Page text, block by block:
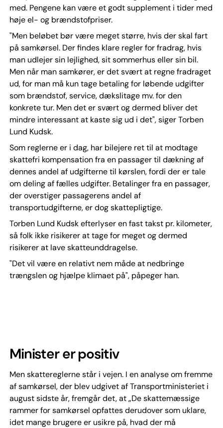
med. Pengene kan være et godt supplement i tider med
høje el- og brændstofpriser.
"Men beløbet bør være meget større, hvis der skal fart
på samkørsel. Der findes klare regler for fradrag, hvis
man udlejer sin lejlighed, sit sommerhus eller sin bil.
Men når man samkører, er det svært at regne fradraget
ud, for man må kun tage betaling for løbende udgifter
som brændstof, service, dækslitage mv. for den
konkrete tur. Men det er svært og dermed bliver det
mindre interessant at kaste sig ud i det", siger Torben
Lund Kudsk.
Som reglerne er i dag, har bilejere ret til at modtage
skattefri kompensation fra en passager til dækning af
dennes andel af udgifterne til kørslen, fordi der er tale
om deling af fælles udgifter. Betalinger fra en passager,
der overstiger passagerens andel af
transportudgifterne, er dog skattepligtige.
Torben Lund Kudsk efterlyser en fast takst pr. kilometer,
så folk ikke risikerer at tage for meget og dermed
risikerer at lave skatteunddragelse.
"Det vil være en relativt nem måde at nedbringe
trængslen og hjælpe klimaet på", påpeger han.
Minister er positiv
Men skattereglerne står i vejen. I en analyse om fremme
af samkørsel, der blev udgivet af Transportministeriet i
august sidste år, fremgår det, at „De skattemæssige
rammer for samkørsel opfattes derudover som uklare,
idet mange brugere er usikre på, hvad der må